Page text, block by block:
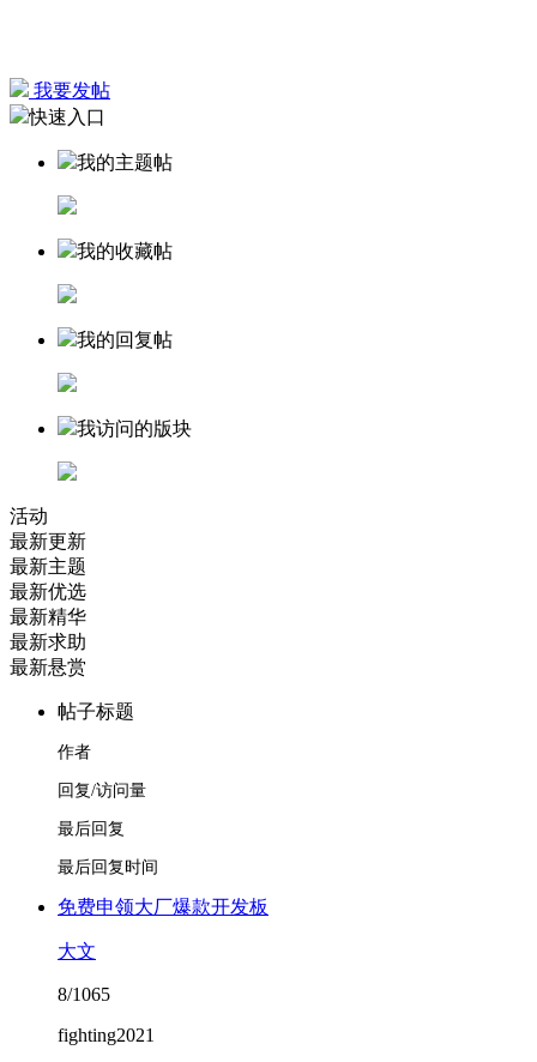
我要发帖
快速入口
我的主题帖
我的收藏帖
我的回复帖
我访问的版块
活动
最新更新
最新主题
最新优选
最新精华
最新求助
最新悬赏
帖子标题
作者
回复/访问量
最后回复
最后回复时间
免费申领大厂爆款开发板
大文
8/1065
fighting2021